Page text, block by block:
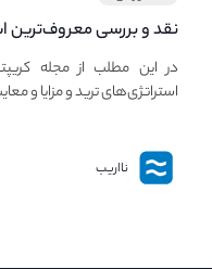
نقد و بررسی معروف‌ترین
استراتژی های مهم ترید در
در این مطلب از مجله
استراتژی‌های ترید و مزایا و
نااریب